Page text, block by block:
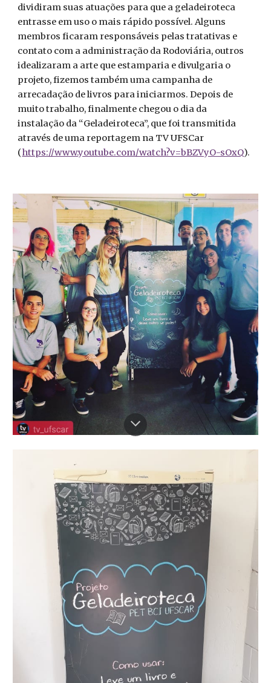
dividiram suas atuações para que a geladeiroteca
entrasse em uso o mais rápido possível. Alguns
membros ficaram responsáveis pelas tratativas e
contato com a administração da Rodoviária, outros
idealizaram a arte que estamparia e divulgaria o
projeto, fizemos também uma campanha de
arrecadação de livros para iniciarmos. Depois de
muito trabalho, finalmente chegou o dia da
instalação da “Geladeiroteca”, que foi transmitida
através de uma reportagem na TV UFSCar
(https://www.youtube.com/watch?v=bBZVyO-sOxQ).